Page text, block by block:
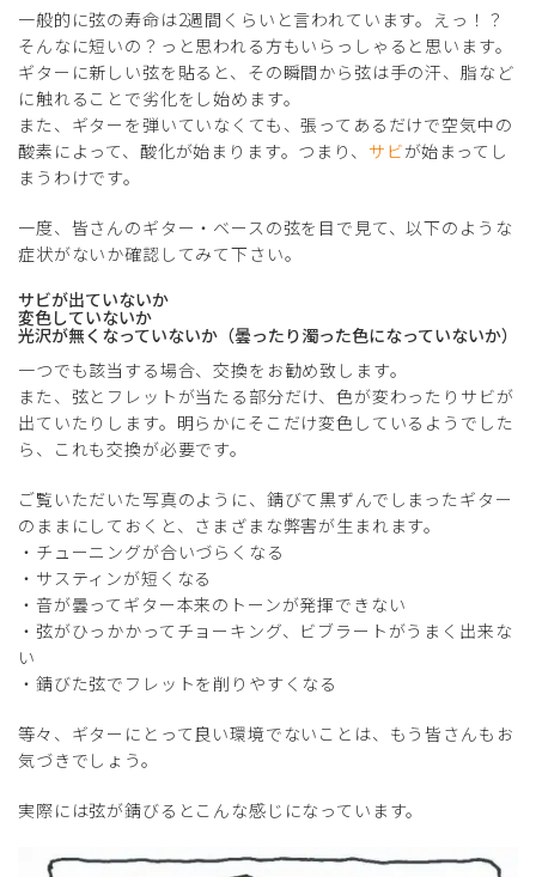
一般的に弦の寿命は2週間くらいと言われています。えっ！？
そんなに短いの？っと思われる方もいらっしゃると思います。
ギターに新しい弦を貼ると、その瞬間から弦は手の汗、脂など
に触れることで劣化をし始めます。
また、ギターを弾いていなくても、張ってあるだけで空気中の
酸素によって、酸化が始まります。つまり、 サビが始まってし
まうわけです。
一度、皆さんのギター・ベースの弦を目で見て、以下のような
症状がないか確認してみて下さい。
サビが出ていないか
変色していないか
光沢が無くなっていないか（曇ったり濁った色になっていないか）
一つでも該当する場合、交換をお勧め致します。
また、弦とフレットが当たる部分だけ、色が変わったりサビが
出ていたりします。明らかにそこだけ変色しているようでした
ら、これも交換が必要です。
ご覧いただいた写真のように、錆びて黒ずんでしまったギター
のままにしておくと、さまざまな弊害が生まれます。
・チューニングが合いづらくなる
・サスティンが短くなる
・音が曇ってギター本来のトーンが発揮できない
・弦がひっかかってチョーキング、ビブラートがうまく出来な
い
・錆びた弦でフレットを削りやすくなる
等々、ギターにとって良い環境でないことは、もう皆さんもお
気づきでしょう。
実際には弦が錆びるとこんな感じになっています。